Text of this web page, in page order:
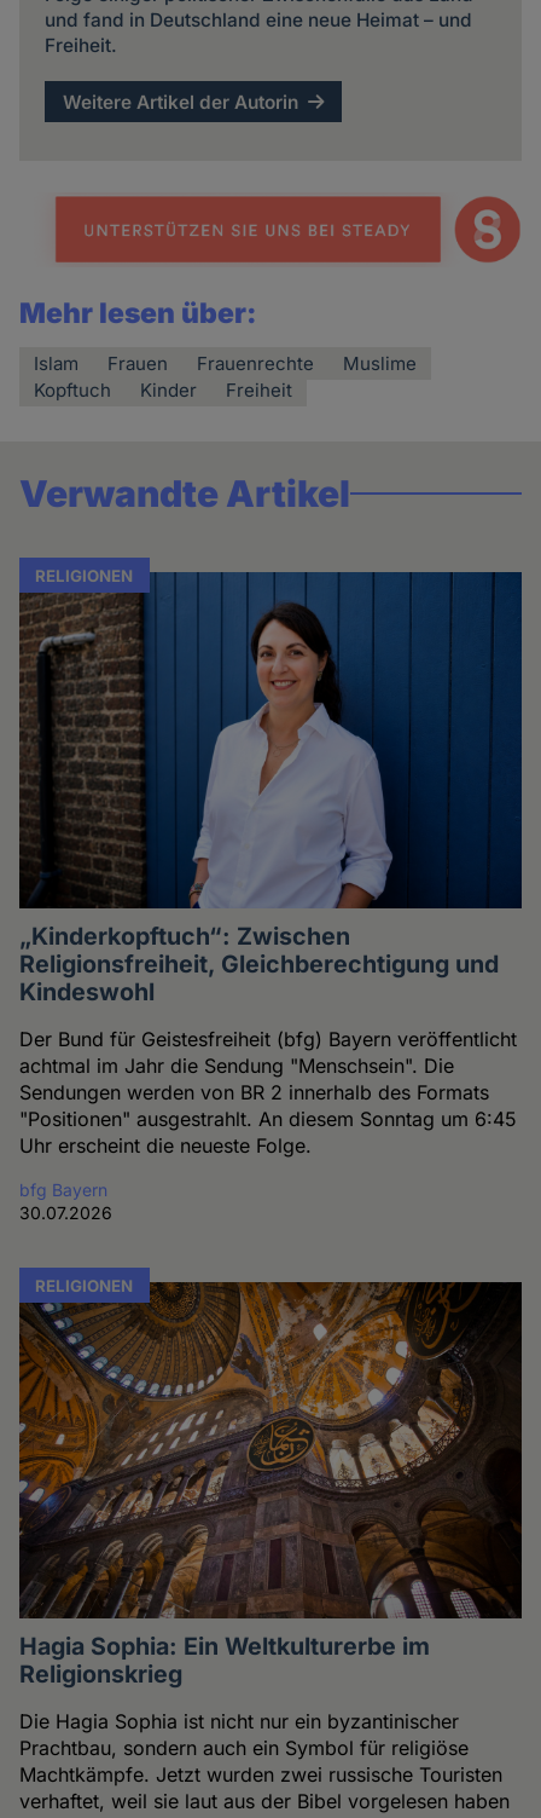
und fand in Deutschland eine neue Heimat – und
Freiheit.
Weitere Artikel der Autorin
Mehr lesen über:
Islam Frauen Frauenrechte
Muslime
Kopftuch
Kinder Freiheit
Verwandte Artikel
RELIGIONEN
„Kinderkopftuch“: Zwischen
Religionsfreiheit, Gleichberechtigung und
Kindeswohl
Der Bund für Geistesfreiheit (bfg) Bayern veröffentlicht
achtmal im Jahr die Sendung "Menschsein". Die
Sendungen werden von BR 2 innerhalb des Formats
"Positionen" ausgestrahlt. An diesem Sonntag um 6:45
Uhr erscheint die neueste Folge.
bfg Bayern
30.07.2026
RELIGIONEN
Hagia Sophia: Ein Weltkulturerbe im
Religionskrieg
Die Hagia Sophia ist nicht nur ein byzantinischer
Prachtbau, sondern auch ein Symbol für religiöse
Machtkämpfe. Jetzt wurden zwei russische Touristen
verhaftet, weil sie laut aus der Bibel vorgelesen haben